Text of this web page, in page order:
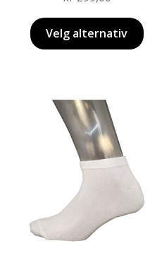
Velg alternativ
Dette
produktet
har
flere
varianter.
Alternativene
velges